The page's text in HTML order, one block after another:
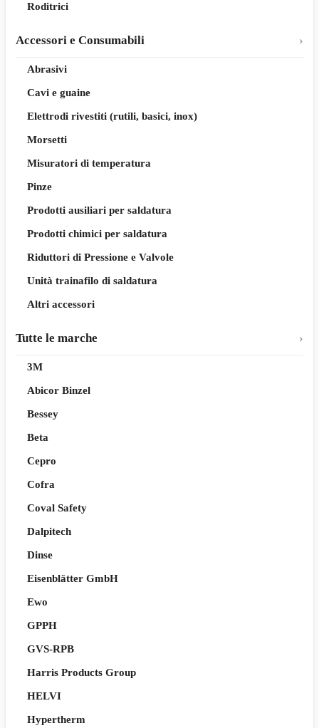
Roditrici
Accessori e Consumabili
Abrasivi
Cavi e guaine
Elettrodi rivestiti (rutili, basici, inox)
Morsetti
Misuratori di temperatura
Pinze
Prodotti ausiliari per saldatura
Prodotti chimici per saldatura
Riduttori di Pressione e Valvole
Unità trainafilo di saldatura
Altri accessori
Tutte le marche
3M
Abicor Binzel
Bessey
Beta
Cepro
Cofra
Coval Safety
Dalpitech
Dinse
Eisenblätter GmbH
Ewo
GPPH
GVS-RPB
Harris Products Group
HELVI
Hypertherm